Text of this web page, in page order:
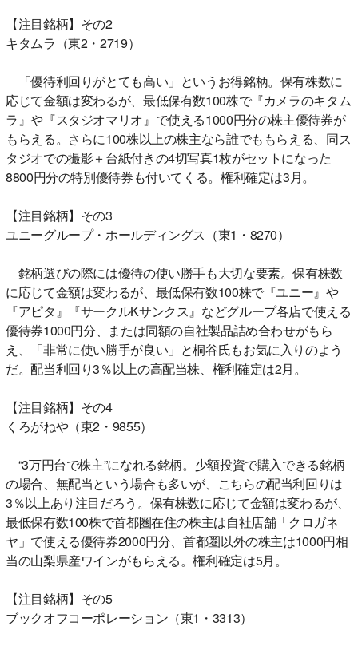
【注目銘柄】その2
キタムラ（東2・2719）
「優待利回りがとても高い」というお得銘柄。保有株数に
応じて金額は変わるが、最低保有数100株で『カメラのキタム
ラ』や『スタジオマリオ』で使える1000円分の株主優待券が
もらえる。さらに100株以上の株主なら誰でももらえる、同ス
タジオでの撮影＋台紙付きの4切写真1枚がセットになった
8800円分の特別優待券も付いてくる。権利確定は3月。
【注目銘柄】その3
ユニーグループ・ホールディングス（東1・8270）
銘柄選びの際には優待の使い勝手も大切な要素。保有株数
に応じて金額は変わるが、最低保有数100株で『ユニー』や
『アピタ』『サークルKサンクス』などグループ各店で使える
優待券1000円分、または同額の自社製品詰め合わせがもら
え、「非常に使い勝手が良い」と桐谷氏もお気に入りのよう
だ。配当利回り3％以上の高配当株、権利確定は2月。
【注目銘柄】その4
くろがねや（東2・9855）
“3万円台で株主”になれる銘柄。少額投資で購入できる銘柄
の場合、無配当という場合も多いが、こちらの配当利回りは
3％以上あり注目だろう。保有株数に応じて金額は変わるが、
最低保有数100株で首都圏在住の株主は自社店舗「クロガネ
ヤ」で使える優待券2000円分、首都圏以外の株主は1000円相
当の山梨県産ワインがもらえる。権利確定は5月。
【注目銘柄】その5
ブックオフコーポレーション（東1・3313）